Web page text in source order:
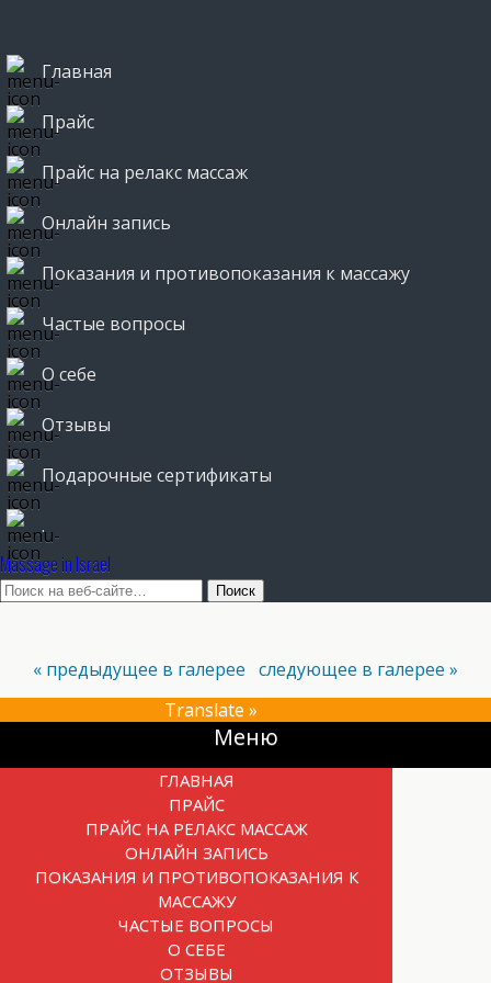
Главная
Прайс
Прайс на релакс массаж
Онлайн запись
Показания и противопоказания к массажу
Частые вопросы
О себе
Отзывы
Подарочные сертификаты
.
Massage in Israel
« предыдущее в галерее следующее в галерее »
Translate »
Прокрутка
Меню
ГЛАВНАЯ
ПРАЙС
ПРАЙС НА РЕЛАКС МАССАЖ
ОНЛАЙН ЗАПИСЬ
ПОКАЗАНИЯ И ПРОТИВОПОКАЗАНИЯ К
МАССАЖУ
ЧАСТЫЕ ВОПРОСЫ
О СЕБЕ
ОТЗЫВЫ